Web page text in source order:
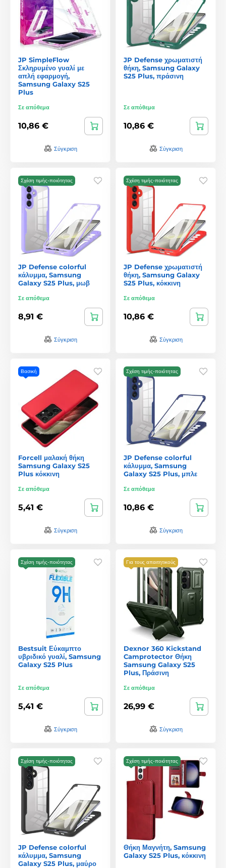
JP SimpleFlow
Σκληρυμένο γυαλί με
απλή εφαρμογή,
Samsung Galaxy S25
Plus
Σε απόθεμα
10,86 €
Σύγκριση
JP Defense χρωματιστή
θήκη, Samsung Galaxy
S25 Plus, πράσινη
Σε απόθεμα
10,86 €
Σύγκριση
Σχέση τιμής-ποιότητας
JP Defense colorful
κάλυμμα, Samsung
Galaxy S25 Plus, μωβ
Σε απόθεμα
8,91 €
Σύγκριση
Σχέση τιμής-ποιότητας
JP Defense χρωματιστή
θήκη, Samsung Galaxy
S25 Plus, κόκκινη
Σε απόθεμα
10,86 €
Σύγκριση
Βασική
Forcell μαλακή θήκη
Samsung Galaxy S25
Plus κόκκινη
Σε απόθεμα
5,41 €
Σύγκριση
Σχέση τιμής-ποιότητας
JP Defense colorful
κάλυμμα, Samsung
Galaxy S25 Plus, μπλε
Σε απόθεμα
10,86 €
Σύγκριση
Σχέση τιμής-ποιότητας
Bestsuit Εύκαμπτο
υβριδικό γυαλί, Samsung
Galaxy S25 Plus
Σε απόθεμα
5,41 €
Σύγκριση
Για τους απαιτητικούς
Dexnor 360 Kickstand
Camprotector Θήκη
Samsung Galaxy S25
Plus, Πράσινη
Σε απόθεμα
26,99 €
Σύγκριση
Σχέση τιμής-ποιότητας
JP Defense colorful
κάλυμμα, Samsung
Galaxy S25 Plus, μαύρο
Σχέση τιμής-ποιότητας
Θήκη Μαγνήτη, Samsung
Galaxy S25 Plus, κόκκινη